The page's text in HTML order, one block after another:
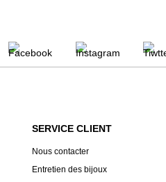
SERVICE CLIENT
Nous contacter
Entretien des bijoux